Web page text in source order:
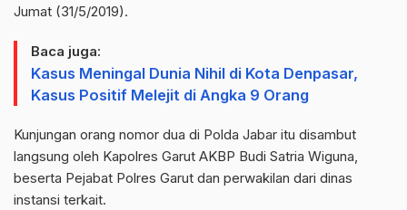
Jumat (31/5/2019).
Baca juga:
Kasus Meningal Dunia Nihil di Kota Denpasar,
Kasus Positif Melejit di Angka 9 Orang
Kunjungan orang nomor dua di Polda Jabar itu disambut
langsung oleh Kapolres Garut AKBP Budi Satria Wiguna,
beserta Pejabat Polres Garut dan perwakilan dari dinas
instansi terkait.